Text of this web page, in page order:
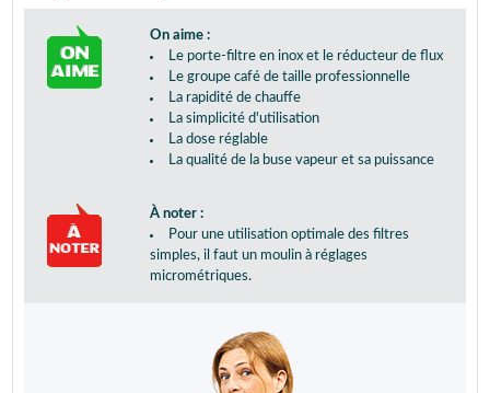
On aime :
Le porte-filtre en inox et le réducteur de flux
Le groupe café de taille professionnelle
La rapidité de chauffe
La simplicité d'utilisation
La dose réglable
La qualité de la buse vapeur et sa puissance
À noter :
Pour une utilisation optimale des filtres
simples, il faut un moulin à réglages
micrométriques.